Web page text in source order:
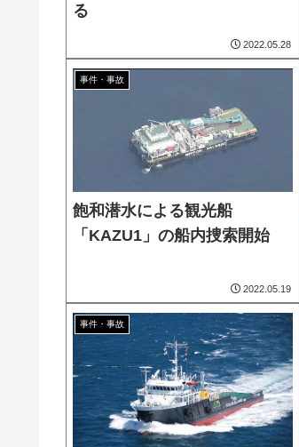
る
2022.05.28
事件・事故
飽和潜水による観光船
「KAZU1」の船内捜索開始
2022.05.19
事件・事故